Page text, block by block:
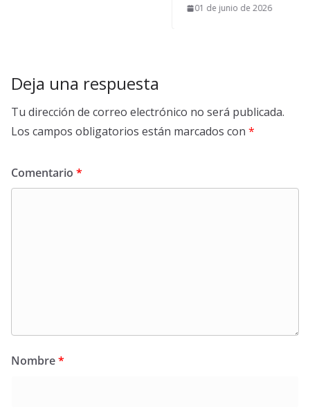
01 de junio de 2026
Deja una respuesta
Tu dirección de correo electrónico no será publicada.
Los campos obligatorios están marcados con *
Comentario *
Nombre*